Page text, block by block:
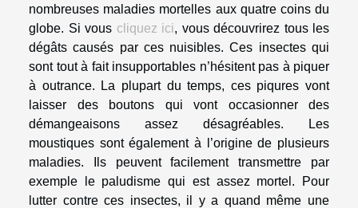
nombreuses maladies mortelles aux quatre coins du
globe. Si vous cliquez ici, vous découvrirez tous les
dégâts causés par ces nuisibles. Ces insectes qui
sont tout à fait insupportables n’hésitent pas à piquer
à outrance. La plupart du temps, ces piqures vont
laisser des boutons qui vont occasionner des
démangeaisons assez désagréables. Les
moustiques sont également à l’origine de plusieurs
maladies. Ils peuvent facilement transmettre par
exemple le paludisme qui est assez mortel. Pour
lutter contre ces insectes, il y a quand même une